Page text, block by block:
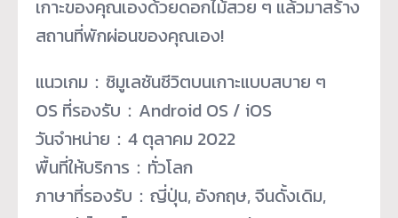
เกาะของคุณเองด้วยดอกไม้สวย ๆ แล้วมาสร้าง
สถานที่พักผ่อนของคุณเอง!
แนวเกม：ซิมูเลชันชีวิตบนเกาะแบบสบาย ๆ
OS ที่รองรับ：Android OS / iOS
วันจำหน่าย：4 ตุลาคม 2022
พื้นที่ให้บริการ：ทั่วโลก
ภาษาที่รองรับ：ญี่ปุ่น, อังกฤษ, จีนดั้งเดิม,